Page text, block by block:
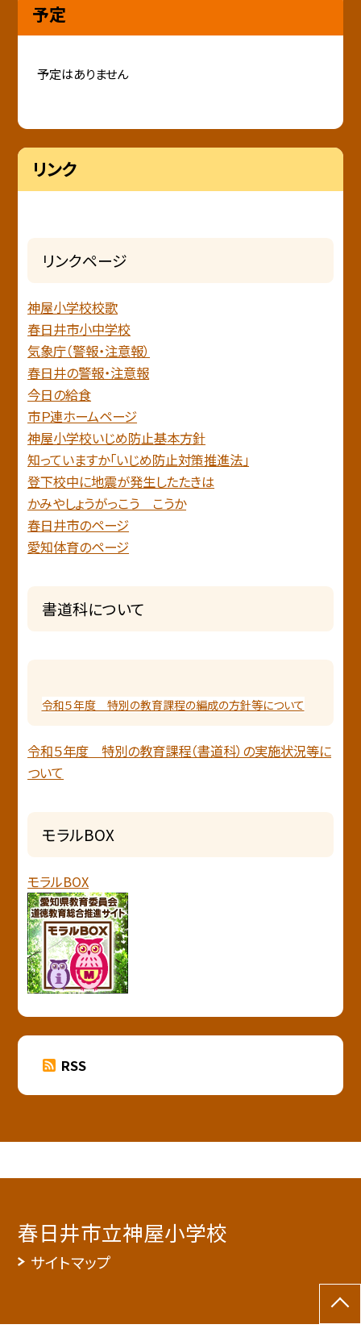
予定
予定はありません
リンク
リンクページ
神屋小学校校歌
春日井市小中学校
気象庁（警報・注意報）
春日井の警報・注意報
今日の給食
市Ｐ連ホームページ
神屋小学校いじめ防止基本方針
知っていますか「いじめ防止対策推進法」
登下校中に地震が発生したたきは
かみやしょうがっこう こうか
春日井市のページ
愛知体育のページ
書道科について
令和５年度 特別の教育課程の編成の方針等について
令和５年度 特別の教育課程（書道科）の実施状況等に
ついて
モラルBOX
モラルBOX
RSS
春日井市立神屋小学校
サイトマップ